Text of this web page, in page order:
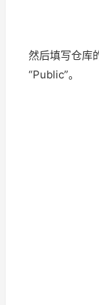
然后填写仓库
“Public”。